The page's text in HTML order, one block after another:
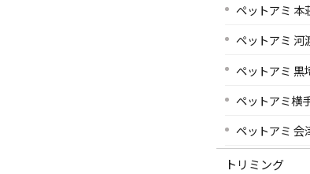
ペットアミ 本
ペットアミ 河
ペットアミ 黒
ペットアミ横
ペットアミ 会
トリミング